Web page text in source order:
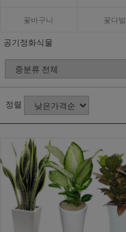
꽃바구니 꽃다발
공기정화식물
정렬